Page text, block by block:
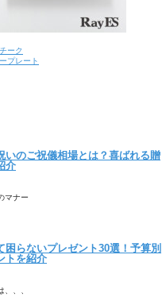
ーク
プレート
いのご祝儀相場とは？喜ばれる贈
介
マナー
困らないプレゼント30選！予算別
トを紹介
、、